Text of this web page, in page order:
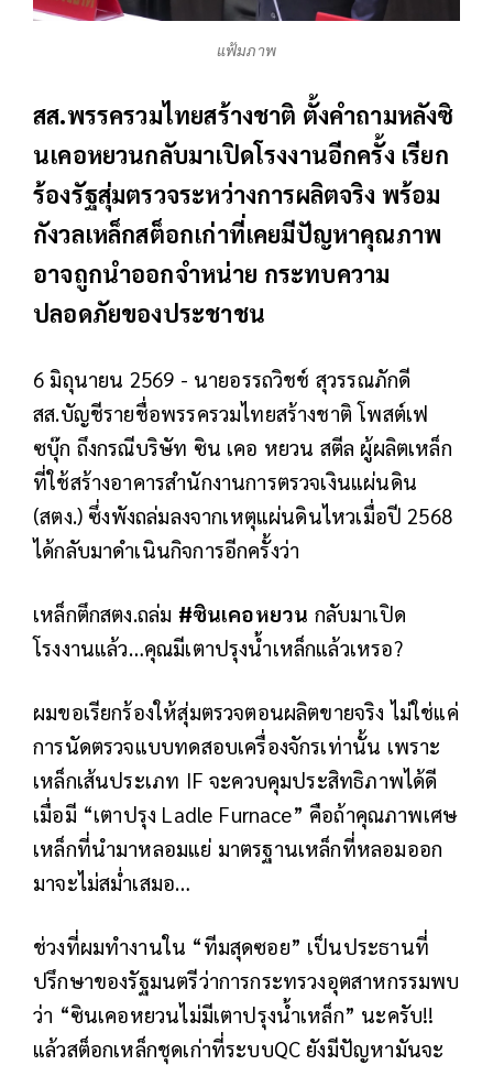
แฟ้มภาพ
สส.พรรครวมไทยสร้างชาติ ตั้งคำถามหลังซิ
นเคอหยวนกลับมาเปิดโรงงานอีกครั้ง เรียก
ร้องรัฐสุ่มตรวจระหว่างการผลิตจริง พร้อม
กังวลเหล็กสต็อกเก่าที่เคยมีปัญหาคุณภาพ
อาจถูกนำออกจำหน่าย กระทบความ
ปลอดภัยของประชาชน
6 มิถุนายน 2569 - นายอรรถวิชช์ สุวรรณภักดี
สส.บัญชีรายชื่อพรรครวมไทยสร้างชาติ โพสต์เฟ
ซบุ๊ก ถึงกรณีบริษัท ซิน เคอ หยวน สตีล ผู้ผลิตเหล็ก
ที่ใช้สร้างอาคารสำนักงานการตรวจเงินแผ่นดิน
(สตง.) ซึ่งพังถล่มลงจากเหตุแผ่นดินไหวเมื่อปี 2568
ได้กลับมาดำเนินกิจการอีกครั้งว่า
เหล็กตึกสตง.ถล่ม #ซินเคอหยวน กลับมาเปิด
โรงงานแล้ว…คุณมีเตาปรุงน้ำเหล็กแล้วเหรอ?
ผมขอเรียกร้องให้สุ่มตรวจตอนผลิตขายจริง ไม่ใช่แค่
การนัดตรวจแบบทดสอบเครื่องจักรเท่านั้น เพราะ
เหล็กเส้นประเภท IF จะควบคุมประสิทธิภาพได้ดี
เมื่อมี “เตาปรุง Ladle Furnace” คือถ้าคุณภาพเศษ
เหล็กที่นำมาหลอมแย่ มาตรฐานเหล็กที่หลอมออก
มาจะไม่สม่ำเสมอ…
ช่วงที่ผมทำงานใน “ทีมสุดซอย” เป็นประธานที่
ปรึกษาของรัฐมนตรีว่าการกระทรวงอุตสาหกรรมพบ
ว่า “ซินเคอหยวนไม่มีเตาปรุงน้ำเหล็ก” นะครับ!!
แล้วสต็อกเหล็กชุดเก่าที่ระบบQC ยังมีปัญหามันจะ